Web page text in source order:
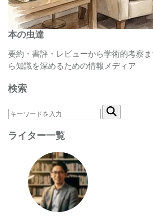
本の虫達
要約・書評・レビューから学術的考察
ら知識を深めるための情報メディア
検索
ライター一覧